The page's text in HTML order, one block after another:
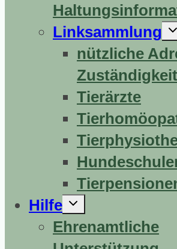
Linksammlung
nützliche
Tierärzte
Hilfe
Untermenü
erweitern
Ehrenamtliche